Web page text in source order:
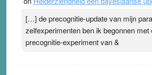
[…] de precognitie-update van mijn
zelfexperimenten ben ik begonnen met
precognitie-experiment van &